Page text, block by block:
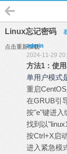
Linux忘记密码
点击重新加载
admin
2024-11-29
方法1：使
单用户模式
重启
在GRUB引
按"e"键进入
找到以
按Ctrl+X启
进入紧急模